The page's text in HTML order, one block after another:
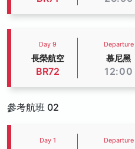
Day 9
長榮航空
BR72
Departure
慕尼黑
12:00
參考航班 02
Day 1 Departure